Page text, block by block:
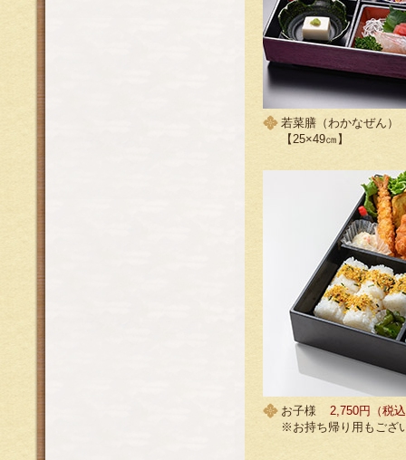
若菜膳（わかなぜん）
【25×49㎝】
お子様
2,750円（税
※お持ち帰り用もござ